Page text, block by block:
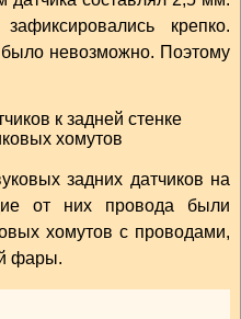
крепко.
невозможно. Поэтому
задних датчиков на
от них провода были
хомутов с проводами,
фары.